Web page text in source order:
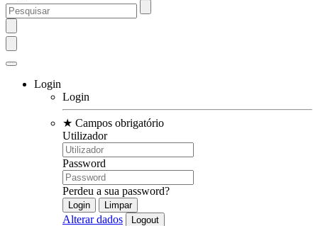
Login
Login
★ Campos obrigatório
Utilizador
Password
Perdeu a sua password?
Alterar dados